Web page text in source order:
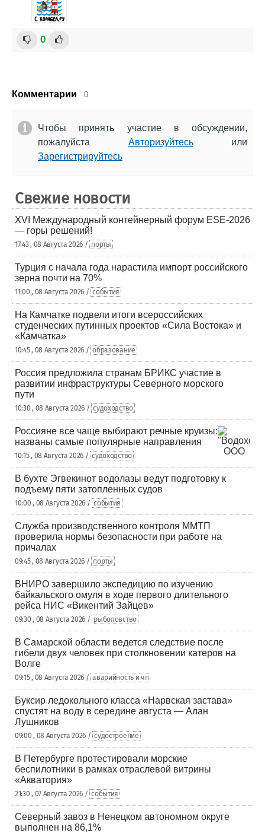
0
Комментарии 0.
Чтобы принять участие в обсуждении,
пожалуйста Авторизуйтесьили
Зарегистрируйтесь
Свежие новости
XVI Международный контейнерный форум ESE-2026
— горы решений!
17:43 , 08 Августа 2026 / порты
Турция с начала года нарастила импорт российского
зерна почти на 70%
11:00 , 08 Августа 2026 / события
На Камчатке подвели итоги всероссийских
студенческих путинных проектов «Сила Востока» и
«Камчатка»
10:45 , 08 Августа 2026 / образование
Россия предложила странам БРИКС участие в
развитии инфраструктуры Северного морского
пути
10:30 , 08 Августа 2026 / судоходство
Россияне все чаще выбирают речные круизы:
названы самые популярные направления
10:15 , 08 Августа 2026 / судоходство
В бухте Эгвекинот водолазы ведут подготовку к
подъему пяти затопленных судов
10:00 , 08 Августа 2026 / события
Служба производственного контроля ММТП
проверила нормы безопасности при работе на
причалах
09:45 , 08 Августа 2026 / порты
ВНИРО завершило экспедицию по изучению
байкальского омуля в ходе первого длительного
рейса НИС «Викентий Зайцев»
09:30 , 08 Августа 2026 / рыболовство
В Самарской области ведется следствие после
гибели двух человек при столкновении катеров на
Волге
09:15 , 08 Августа 2026 / аварийность и чп
Буксир ледокольного класса «Нарвская застава»
спустят на воду в середине августа — Алан
Лушников
09:00 , 08 Августа 2026 / судостроение
В Петербурге протестировали морские
беспилотники в рамках отраслевой витрины
«Акватория»
21:30 , 07 Августа 2026 / события
Северный завоз в Ненецком автономном округе
выполнен на 86,1%